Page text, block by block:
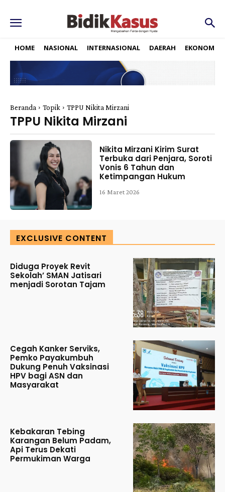
HOME NASIONAL INTERNASIONAL DAERAH EKONOMI
Beranda Topik TPPU Nikita Mirzani
TPPU Nikita Mirzani
Nikita Mirzani Kirim Surat
Terbuka dari Penjara, Soroti
Vonis 6 Tahun dan
Ketimpangan Hukum
16 Maret 2026
EXCLUSIVE CONTENT
Diduga Proyek Revit
Sekolah’ SMAN Jatisari
menjadi Sorotan Tajam
Cegah Kanker Serviks,
Pemko Payakumbuh
Dukung Penuh Vaksinasi
HPV bagi ASN dan
Masyarakat
Kebakaran Tebing
Karangan Belum Padam,
Api Terus Dekati
Permukiman Warga